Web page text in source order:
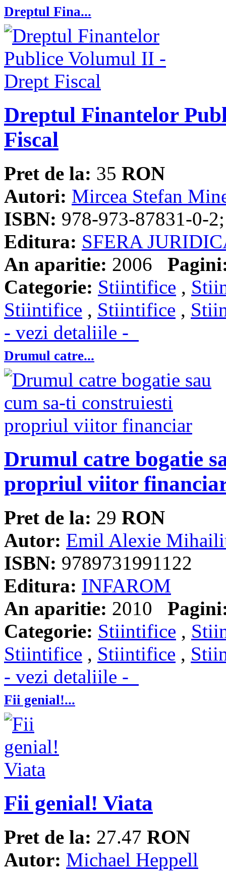
Dreptul Fina...
Dreptul Finantelor
Fiscal
Pret de la: 35 RON
Autori: Mircea Stefan
ISBN: 978-973-87831-0-
Editura: SFERA
An aparitie: 2006
Categorie: Stiintifice ,
Stiintifice , Stiintifice ,
- vezi detaliile -
Drumul catre...
Drumul catre bogatie
propriul viitor
Pret de la: 29 RON
Autor: Emil Alexie
ISBN: 9789731991122
Editura: INFAROM
An aparitie: 2010
Categorie: Stiintifice ,
Stiintifice , Stiintifice ,
- vezi detaliile -
Fii genial!...
Fii genial! Viata
Pret de la: 27.47 RON
Autor: Michael Heppell